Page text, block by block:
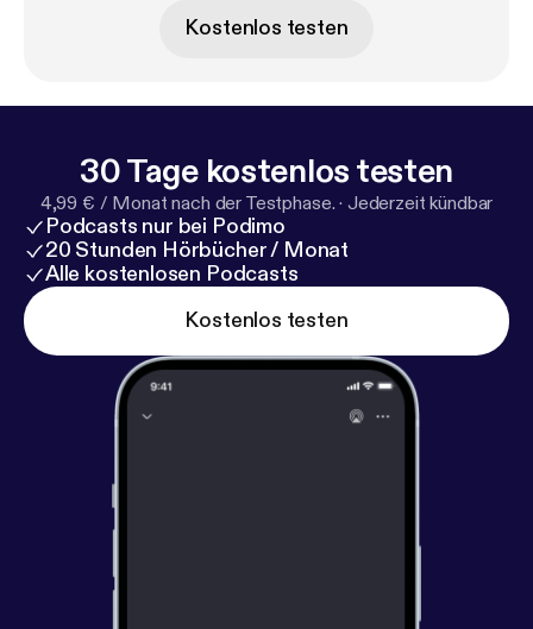
Kostenlos testen
30 Tage kostenlos testen
4,99 € / Monat nach der Testphase. · Jederzeit kündbar
Podcasts nur bei Podimo
20 Stunden Hörbücher / Monat
Alle kostenlosen Podcasts
Kostenlos testen